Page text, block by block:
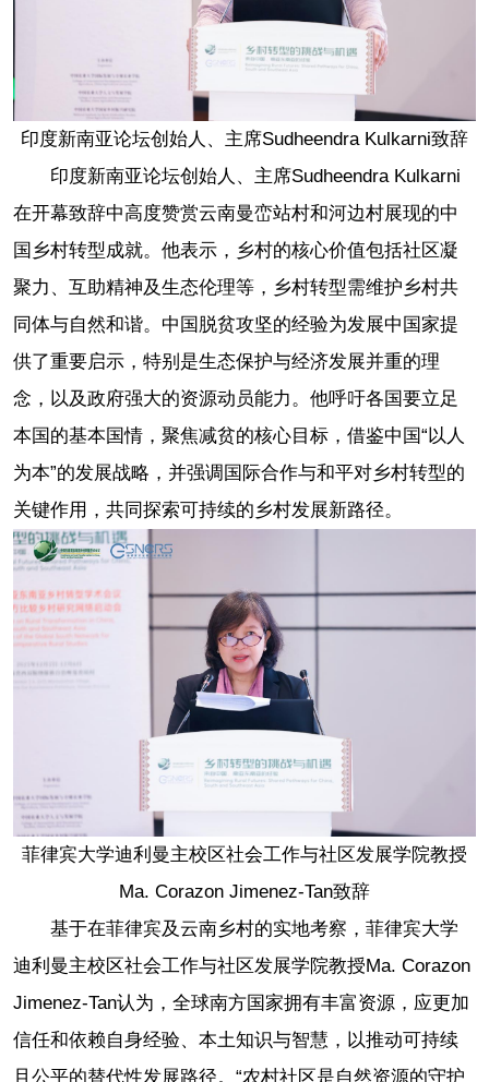
印度新南亚论坛创始人、主席Sudheendra Kulkarni致辞
印度新南亚论坛创始人、主席Sudheendra Kulkarni
在开幕致辞中高度赞赏云南曼峦站村和河边村展现的中
国乡村转型成就。他表示，乡村的核心价值包括社区凝
聚力、互助精神及生态伦理等，乡村转型需维护乡村共
同体与自然和谐。中国脱贫攻坚的经验为发展中国家提
供了重要启示，特别是生态保护与经济发展并重的理
念，以及政府强大的资源动员能力。他呼吁各国要立足
本国的基本国情，聚焦减贫的核心目标，借鉴中国“以人
为本”的发展战略，并强调国际合作与和平对乡村转型的
关键作用，共同探索可持续的乡村发展新路径。
菲律宾大学迪利曼主校区社会工作与社区发展学院教授
Ma. Corazon Jimenez-Tan致辞
基于在菲律宾及云南乡村的实地考察，菲律宾大学
迪利曼主校区社会工作与社区发展学院教授Ma. Corazon
Jimenez-Tan认为，全球南方国家拥有丰富资源，应更加
信任和依赖自身经验、本土知识与智慧，以推动可持续
且公平的替代性发展路径。“农村社区是自然资源的守护